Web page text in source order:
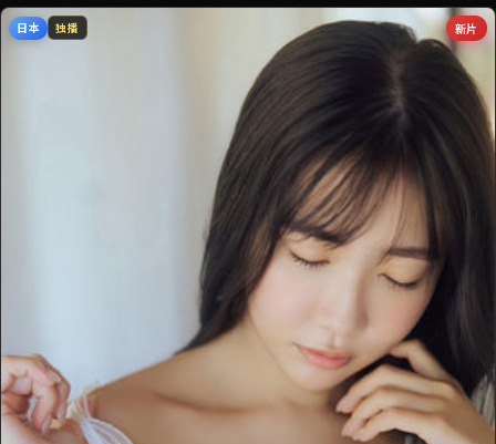
新片
日本 独播